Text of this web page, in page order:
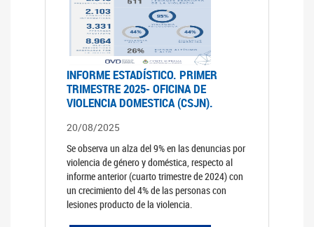
INFORME ESTADÍSTICO. PRIMER
TRIMESTRE 2025- OFICINA DE
VIOLENCIA DOMESTICA (CSJN).
20/08/2025
Se observa un alza del 9% en las denuncias por
violencia de género y doméstica, respecto al
informe anterior (cuarto trimestre de 2024) con
un crecimiento del 4% de las personas con
lesiones producto de la violencia.